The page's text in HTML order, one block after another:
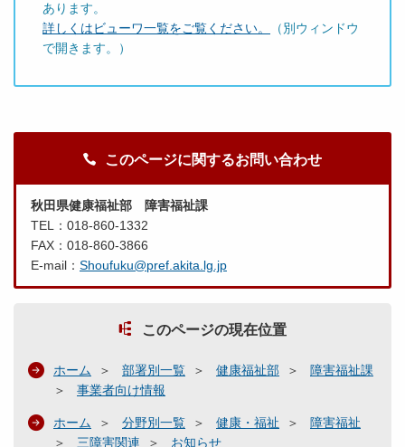
あります。
詳しくはビューワ一覧をご覧ください。
（別ウィンドウ
で開きます。）
このページに関するお問い合わせ
秋田県健康福祉部 障害福祉課
TEL：018-860-1332
FAX：018-860-3866
E-mail： Shoufuku@pref.akita.lg.jp
このページの現在位置
ホーム 部署別一覧 健康福祉部
障害福祉課
事業者向け情報
ホーム 分野別一覧 健康・福祉
障害福祉
三障害関連
お知らせ